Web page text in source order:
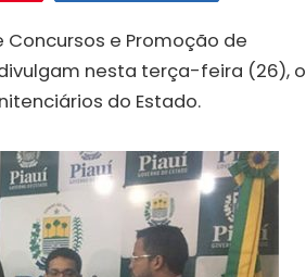
Concursos e Promoção de
nesta terça-feira (26), o
do Estado.